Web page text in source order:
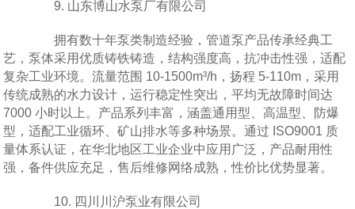
9. 山东博山水泵厂有限公司
拥有数十年泵类制造经验，管道泵产品传承经典工
艺，泵体采用优质铸铁铸造，结构强度高，抗冲击性强，适配
复杂工业环境。流量范围 10-1500m³/h，扬程 5-110m，采用
传统成熟的水力设计，运行稳定性突出，平均无故障时间达
7000 小时以上。产品系列丰富，涵盖通用型、高温型、防爆
型，适配工业循环、矿山排水等多种场景。通过 ISO9001 质
量体系认证，在华北地区工业企业中应用广泛，产品耐用性
强，备件供应充足，售后维修网络成熟，性价比优势显著。
10. 四川川沪泵业有限公司